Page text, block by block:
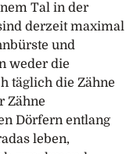
Tal in der
derzeit maximal
und
weder die
täglich die Zähne
Zähne
Dörfern entlang
leben,